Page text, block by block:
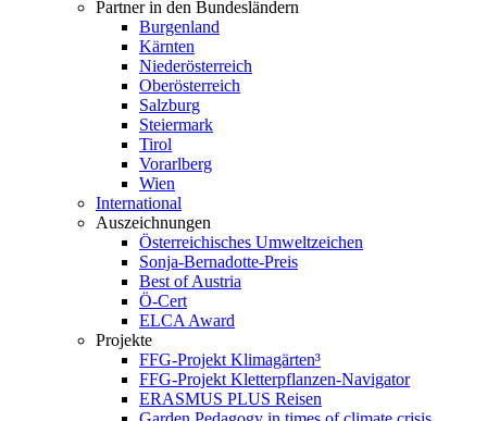
Partner in den Bundesländern
Burgenland
Kärnten
Niederösterreich
Oberösterreich
Salzburg
Steiermark
Tirol
Vorarlberg
Wien
International
Auszeichnungen
Österreichisches Umweltzeichen
Sonja-Bernadotte-Preis
Best of Austria
Ö-Cert
ELCA Award
Projekte
FFG-Projekt Klimagärten³
FFG-Projekt Kletterpflanzen-Navigator
ERASMUS PLUS Reisen